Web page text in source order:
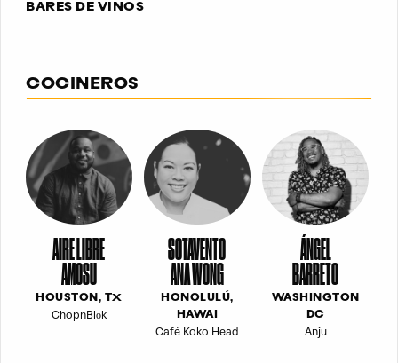
BARES DE VINOS
COCINEROS
AIRE LIBRE
AMOSU
HOUSTON, TX
ChopnBlọk
SOTAVENTO
ANA WONG
HONOLULÚ,
HAWAI
Café Koko Head
ÁNGEL
BARRETO
WASHINGTON
DC
Anju